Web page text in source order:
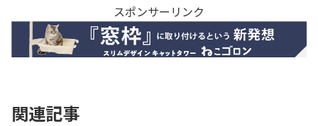
スポンサーリンク
関連記事